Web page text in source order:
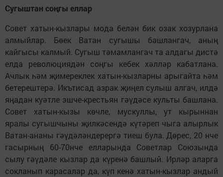
Сугыштан соңгы еллар
Совет хатын-кызлары мода белән бик озак хозурлана
алмыйлар. Бөек Ватан сугышы башлангач, аның
кайгысы калмый. Сугыш тәмамлангач та алдагы дистә
елда революциядән соңгы кебек хәлләр кабатлана.
Ачлык һәм җимереклек хатын-кызларны арыгайта һәм
бетерештерә. Икътисад азрак җиңел сулыш алгач, илдә
яңадан куәтле эшче-крестьян гәүдәсе культы башлана.
Совет хатын-кызы көчле, мускуллы, ут кырыннан
яралы сугышчыны җилкәсендә күтәреп чыга алырлык
Ватан-ананы гәүдәләндерергә тиеш була. Дөрес, 20 нче
гасырның 60-70нче елларында Советлар Союзында
сылу гәүдәле кызлар да күренә башлый. Ирләр аларга
сокланып карасалар да, күп кенә хатын-кызлар андый